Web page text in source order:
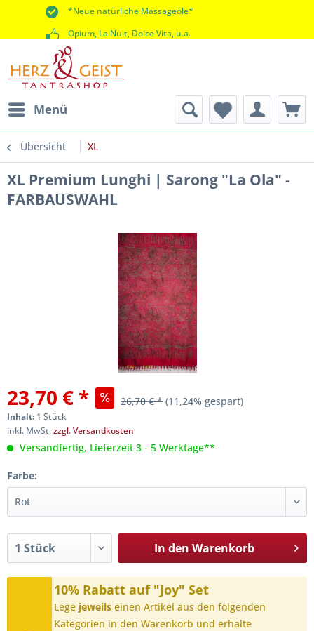
*Neue natürliche Massageöle*
Opium, La Nuit, Dolce Vita, u.a.
*60 Tage Rückgaberecht*
Menü
Übersicht XL
XL Premium Lunghi | Sarong "La Ola" -
FARBAUSWAHL
23,70 € * 26,70 € * (11,24% gespart)
Inhalt: 1 Stück
inkl. MwSt.zzgl. Versandkosten
Versandfertig, Lieferzeit 3 - 5 Werktage**
Farbe:
In den Warenkorb
10% Rabatt auf "Joy" Set
Lege jeweils einen Artikel aus den folgenden
Kategorien in den Warenkorb und erhalte